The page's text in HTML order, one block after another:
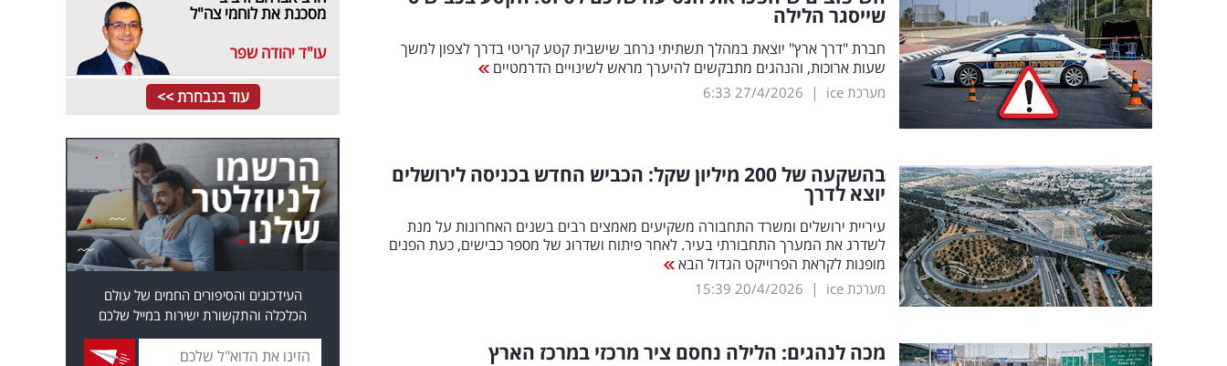
שייסגר הלילה
חברת "דרך ארץ" יוצאת במהלך תשתיתי נרחב שישבית קטע קריטי בדרך לצפון למשך
שעות ארוכות, והנהגים מתבקשים להיערך מראש לשינויים הדרמטיים
מערכת ice |
27/4/2026
6:33
בהשקעה של 200 מיליון שקל: הכביש החדש בכניסה לירושלים
יוצא לדרך
עיריית ירושלים ומשרד התחבורה משקיעים מאמצים רבים בשנים האחרונות על מנת
לשדרג את המערך התחבורתי בעיר. לאחר פיתוח ושדרוג של מספר כבישים, כעת הפנים
מופנות לקראת הפרוייקט הגדול הבא
מערכת ice |
20/4/2026
15:39
מכה לנהגים: הלילה נחסם ציר מרכזי במרכז הארץ
מסכנת את לוחמי צה"ל
עו"ד יהודה שפר
עוד בנבחרת >>
העידכונים והסיפורים החמים של עולם
הכלכלה והתקשורת ישירות במייל שלכם